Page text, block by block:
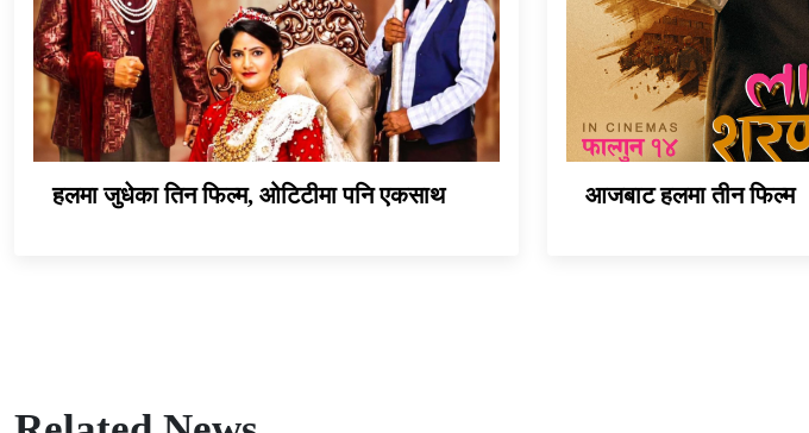
हलमा जुधेका तिन फिल्म, ओटिटीमा पनि एकसाथ आजबाट हलमा तीन फिल्म